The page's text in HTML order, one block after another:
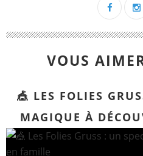
VOUS
🎪 LES FOLIES
MAGIQUE À